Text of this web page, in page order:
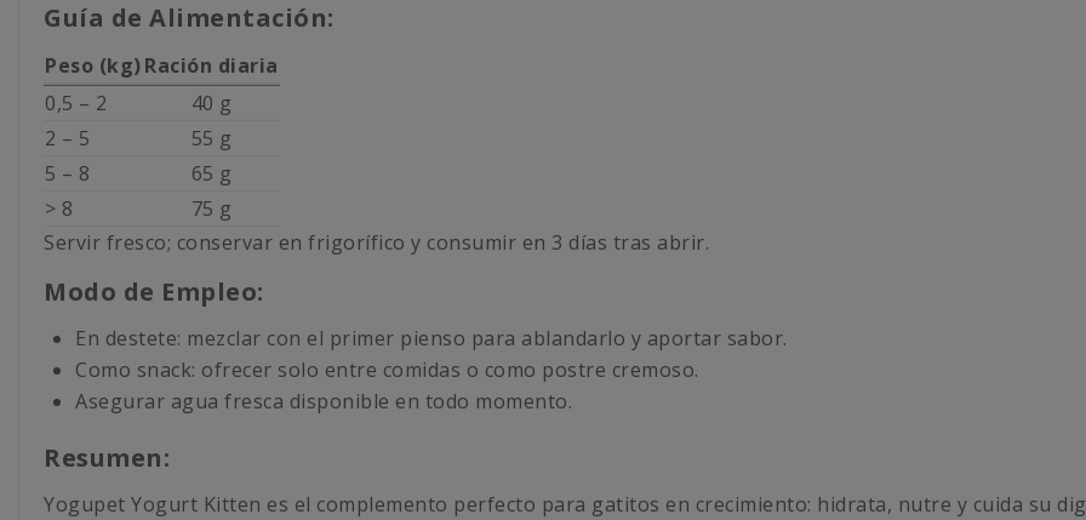
Guía de Alimentación:
Peso (kg)Ración diaria
0,5 – 2
40 g
2 – 5
55 g
5 – 8
65 g
> 8
75 g
Servir fresco; conservar en frigorífico y consumir en 3 días tras abrir.
Modo de Empleo:
En destete: mezclar con el primer pienso para ablandarlo y aportar sabor.
Como snack: ofrecer solo entre comidas o como postre cremoso.
Asegurar agua fresca disponible en todo momento.
Resumen:
Yogupet Yogurt Kitten es el complemento perfecto para gatitos en crecimiento: hidrata, nutre y cuida su